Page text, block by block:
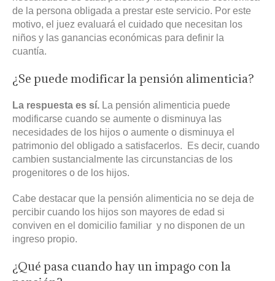
de la persona obligada a prestar este servicio. Por este
motivo, el juez evaluará el cuidado que necesitan los
niños y las ganancias económicas para definir la
cuantía.
¿Se puede modificar la pensión alimenticia?
La respuesta es sí. La pensión alimenticia puede
modificarse cuando se aumente o disminuya las
necesidades de los hijos o aumente o disminuya el
patrimonio del obligado a satisfacerlos. Es decir, cuando
cambien sustancialmente las circunstancias de los
progenitores o de los hijos.
Cabe destacar que la pensión alimenticia no se deja de
percibir cuando los hijos son mayores de edad si
conviven en el domicilio familiar y no disponen de un
ingreso propio.
¿Qué pasa cuando hay un impago con la